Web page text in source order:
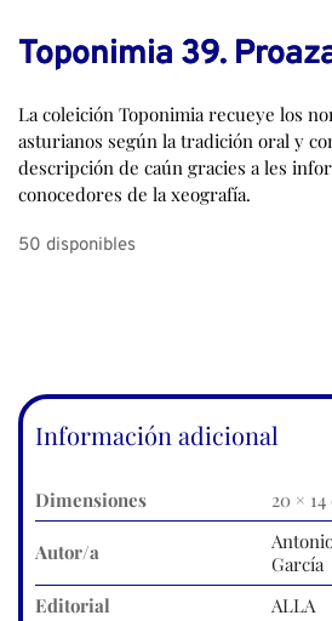
Toponimia 39.
La coleición Toponimia recueye los
asturianos según la tradición oral y
descripción de caún gracies a les
conocedores de la xeografía.
50 disponibles
Información adicional
Dimensiones 20 ×
Autor/a
García
Editorial
ALLA